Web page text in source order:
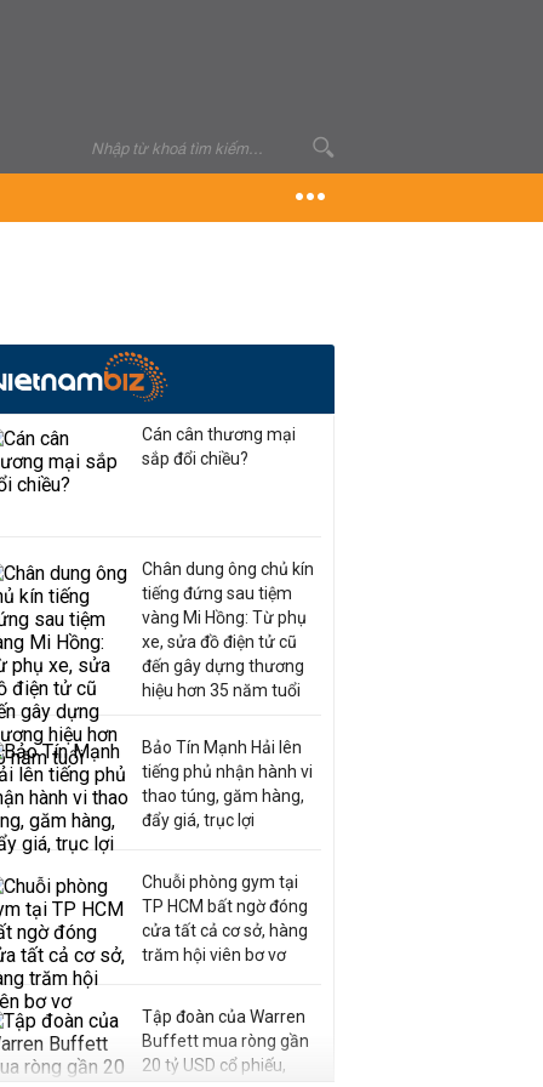
Cán cân thương mại
sắp đổi chiều?
Chân dung ông chủ kín
tiếng đứng sau tiệm
vàng Mi Hồng: Từ phụ
xe, sửa đồ điện tử cũ
đến gây dựng thương
hiệu hơn 35 năm tuổi
Bảo Tín Mạnh Hải lên
tiếng phủ nhận hành vi
thao túng, găm hàng,
đẩy giá, trục lợi
Chuỗi phòng gym tại
TP HCM bất ngờ đóng
cửa tất cả cơ sở, hàng
trăm hội viên bơ vơ
Tập đoàn của Warren
Buffett mua ròng gần
20 tỷ USD cổ phiếu,